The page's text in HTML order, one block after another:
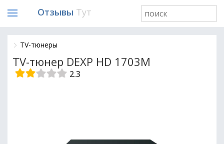
Отзывы Тут
TV-тюнеры
TV-тюнер DEXP HD 1703M
2.3